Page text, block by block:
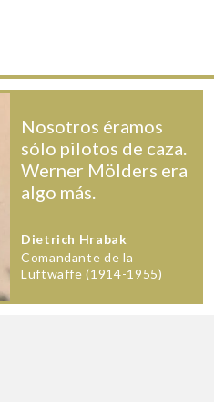
Nosotros éramos
sólo pilotos de caza.
Werner Mölders era
algo más.
Dietrich Hrabak
Comandante de la
Luftwaffe (1914-1955)